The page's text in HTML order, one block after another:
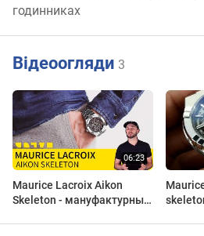
годинниках
Відеоогляди 3
Maurice Lacroix Aikon
Skeleton - мануфактурный